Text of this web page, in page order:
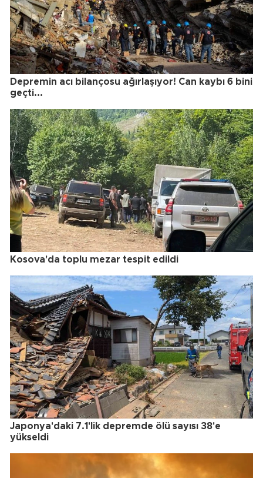
Depremin acı bilançosu ağırlaşıyor! Can kaybı 6 bini
geçti...
Kosova'da toplu mezar tespit edildi
Japonya'daki 7.1'lik depremde ölü sayısı 38'e
yükseldi